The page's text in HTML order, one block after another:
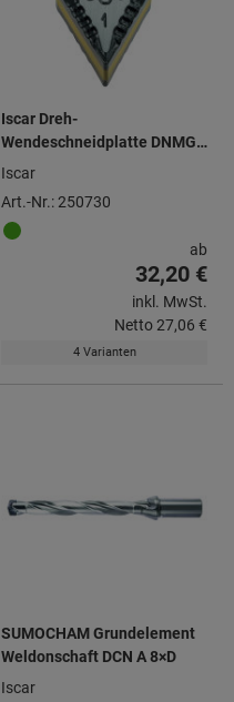
Iscar Dreh-
Wendeschneidplatte DNMG
150604, für
Iscar
Art.-Nr.: 250730
ab
32,20 €
inkl. MwSt.
Netto27,06 €
4 Varianten
SUMOCHAM Grundelement
Weldonschaft DCN A 8×D
Iscar